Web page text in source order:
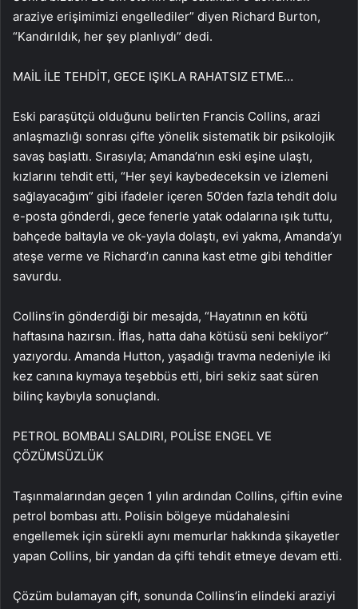
araziye erişimimizi engellediler” diyen Richard Burton,
“Kandırıldık, her şey planlıydı” dedi.
MAİL İLE TEHDİT, GECE IŞIKLA RAHATSIZ ETME…
Eski paraşütçü olduğunu belirten Francis Collins, arazi
anlaşmazlığı sonrası çifte yönelik sistematik bir psikolojik
savaş başlattı. Sırasıyla; Amanda’nın eski eşine ulaştı,
kızlarını tehdit etti, “Her şeyi kaybedeceksin ve izlemeni
sağlayacağım” gibi ifadeler içeren 50’den fazla tehdit dolu
e-posta gönderdi, gece fenerle yatak odalarına ışık tuttu,
bahçede baltayla ve ok-yayla dolaştı, evi yakma, Amanda’yı
ateşe verme ve Richard’ın canına kast etme gibi tehditler
savurdu.
Collins’in gönderdiği bir mesajda, “Hayatının en kötü
haftasına hazırsın. İflas, hatta daha kötüsü seni bekliyor”
yazıyordu. Amanda Hutton, yaşadığı travma nedeniyle iki
kez canına kıymaya teşebbüs etti, biri sekiz saat süren
bilinç kaybıyla sonuçlandı.
PETROL BOMBALI SALDIRI, POLİSE ENGEL VE
ÇÖZÜMSÜZLÜK
Taşınmalarından geçen 1 yılın ardından Collins, çiftin evine
petrol bombası attı. Polisin bölgeye müdahalesini
engellemek için sürekli aynı memurlar hakkında şikayetler
yapan Collins, bir yandan da çifti tehdit etmeye devam etti.
Çözüm bulamayan çift, sonunda Collins’in elindeki araziyi